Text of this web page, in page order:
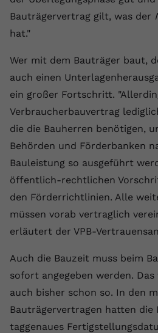
Bauträgervertrag gilt, was der
hat."
Wer mit dem Bauträger baut,
auch einen
ein großer Fortschritt.
Verbraucherbauvertrag
die die Bauherren benötigen,
Behörden und Förderbanken
Bauleistung so ausgeführt
öffentlich-rechtlichen
den Förderrichtlinien. Alle
müssen vorab vertraglich
erläutert der VPB-
Auch die Bauzeit muss beim
sofort angegeben werden.
auch bisher schon so. In den
Bauträgervertragen hatten die
taggenaues